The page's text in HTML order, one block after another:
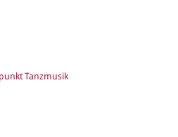
Tanzmusik